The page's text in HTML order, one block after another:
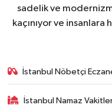
sadelik ve
kaçınıyor ve
İstanbul Nöbetçi
İstanbul Namaz